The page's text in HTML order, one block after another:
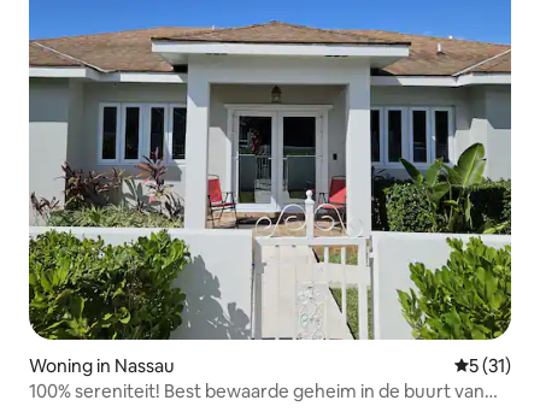
Woning in Nassau
5 (31)
100% sereniteit! Best bewaarde geheim in de buurt van